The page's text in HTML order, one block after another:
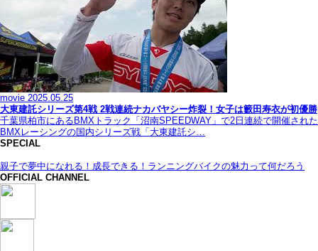
movie 2025.05.25
大東建託シリーズ第4戦 2戦連続ナカバヤシー炸裂！女子は籔田寿衣が初優勝
千葉県柏市にあるBMXトラック「沼南SPEEDWAY」で2日連続で開催された
BMXレーシングの国内シリーズ戦「大東建託シ…
SPECIAL
親子で夢中になれる！成長できる！ランニングバイクの魅力って何だろう
OFFICIAL CHANNEL